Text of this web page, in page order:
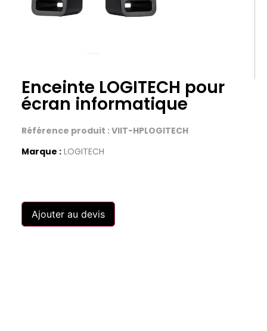
Enceinte LOGITECH pour
écran informatique
Référence produit : VIIT-HPLOGITECH
Marque : LOGITECH
Ajouter au devis